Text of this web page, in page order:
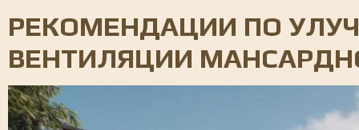
РЕКОМЕНДАЦИИ ПО
ВЕНТИЛЯЦИИ